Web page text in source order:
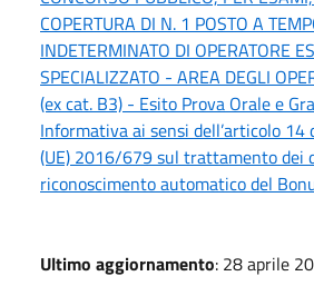
COPERTURA DI N. 1 POSTO A
INDETERMINATO DI OPERATORE
SPECIALIZZATO - AREA DEGLI
(ex cat. B3) - Esito Prova Orale e
Informativa ai sensi dell’articolo 14
(UE) 2016/679 sul trattamento dei
riconoscimento automatico del
Ultimo aggiornamento: 28 aprile